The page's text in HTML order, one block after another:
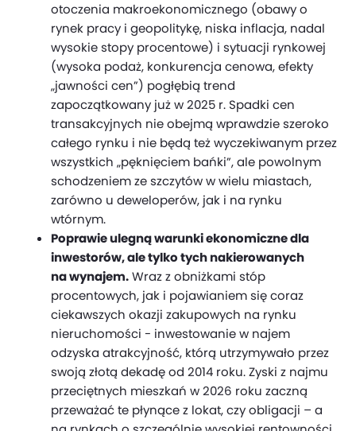
otoczenia makroekonomicznego (obawy o
rynek pracy i geopolitykę, niska inflacja, nadal
wysokie stopy procentowe) i sytuacji rynkowej
(wysoka podaż, konkurencja cenowa, efekty
„jawności cen”) pogłębią trend
zapoczątkowany już w 2025 r. Spadki cen
transakcyjnych nie obejmą wprawdzie szeroko
całego rynku i nie będą też wyczekiwanym przez
wszystkich „pęknięciem bańki”, ale powolnym
schodzeniem ze szczytów w wielu miastach,
zarówno u deweloperów, jak i na rynku
wtórnym.
Poprawie ulegną warunki ekonomiczne dla
inwestorów, ale tylko tych nakierowanych
na wynajem.Wraz z obniżkami stóp
procentowych, jak i pojawianiem się coraz
ciekawszych okazji zakupowych na rynku
nieruchomości - inwestowanie w najem
odzyska atrakcyjność, którą utrzymywało przez
swoją złotą dekadę od 2014 roku. Zyski z najmu
przeciętnych mieszkań w 2026 roku zaczną
przeważać te płynące z lokat, czy obligacji – a